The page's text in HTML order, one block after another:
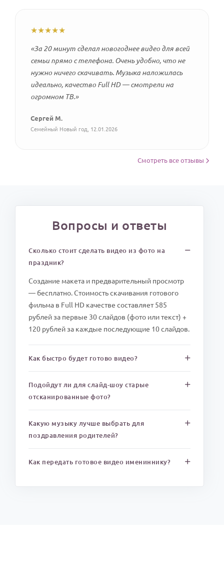
★★★★★
«За 20 минут сделал новогоднее видео для всей
семьи прямо с телефона. Очень удобно, что не
нужно ничего скачивать. Музыка наложилась
идеально, качество Full HD — смотрели на
огромном ТВ.»
Сергей М.
Семейный Новый год, 12.01.2026
Смотреть все отзывы
Вопросы и ответы
Сколько стоит сделать видео из фото на
праздник?
Создание макета и предварительный просмотр
— бесплатно. Стоимость скачивания готового
фильма в Full HD качестве составляет 585
рублей за первые 30 слайдов (фото или текст) +
120 рублей за каждые последующие 10 слайдов.
Как быстро будет готово видео?
Подойдут ли для слайд-шоу старые
отсканированные фото?
Какую музыку лучше выбрать для
поздравления родителей?
Как передать готовое видео имениннику?